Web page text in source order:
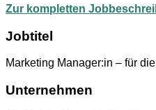
Zur kompletten
Jobtitel
Marketing Manager:in – für
Unternehmen